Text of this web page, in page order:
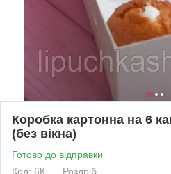
Коробка картонна на 6
(без вікна)
Готово до відправки
Код: 6К
Роздріб